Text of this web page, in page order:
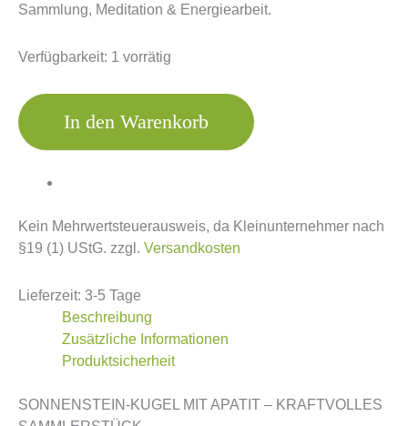
Sammlung, Meditation & Energiearbeit.
Verfügbarkeit: 1 vorrätig
In den Warenkorb
Kein Mehrwertsteuerausweis, da Kleinunternehmer nach
§19 (1) UStG. zzgl. Versandkosten
Lieferzeit: 3-5 Tage
Beschreibung
Zusätzliche Informationen
Produktsicherheit
SONNENSTEIN-KUGEL MIT APATIT – KRAFTVOLLES